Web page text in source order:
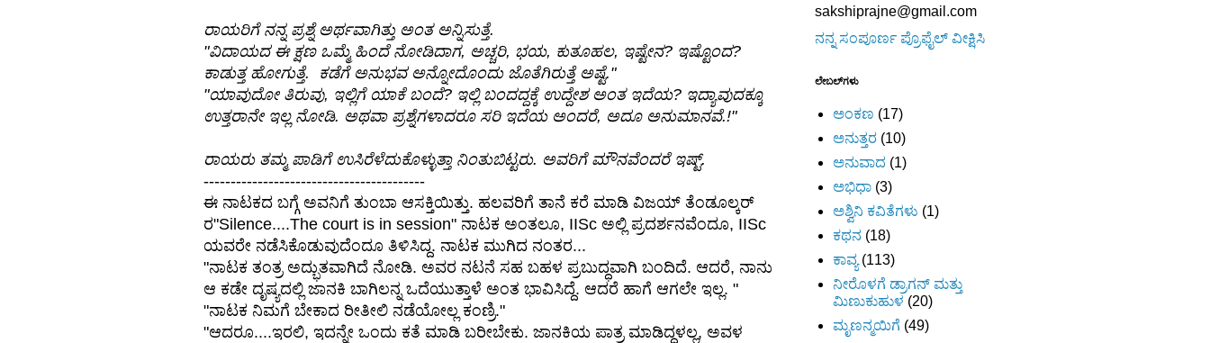
ರಾಯರಿಗೆ ನನ್ನ ಪ್ರಶ್ನೆ ಅರ್ಥವಾಗಿತ್ತು ಅಂತ ಅನ್ನಿಸುತ್ತೆ.
"ವಿದಾಯದ ಈ ಕ್ಷಣ ಒಮ್ಮೆ ಹಿಂದೆ ನೋಡಿದಾಗ, ಅಚ್ಚರಿ, ಭಯ, ಕುತೂಹಲ, ಇಷ್ಟೇನ? ಇಷ್ಟೊಂದ?
ಕಾಡುತ್ತ ಹೋಗುತ್ತೆ. ಕಡೆಗೆ ಅನುಭವ ಅನ್ನೋದೊಂದು ಜೊತೆಗಿರುತ್ತೆ ಅಷ್ಟೆ."
"ಯಾವುದೋ ತಿರುವು, ಇಲ್ಲಿಗೆ ಯಾಕೆ ಬಂದೆ? ಇಲ್ಲಿ ಬಂದದ್ದಕ್ಕೆ ಉದ್ದೇಶ ಅಂತ ಇದೆಯ? ಇದ್ಯಾವುದಕ್ಕೂ
ಉತ್ತರಾನೇ ಇಲ್ಲ ನೋಡಿ. ಅಥವಾ ಪ್ರಶ್ನೆಗಳಾದರೂ ಸರಿ ಇದೆಯ ಅಂದರೆ, ಅದೂ ಅನುಮಾನವೆ.!"
ರಾಯರು ತಮ್ಮ ಪಾಡಿಗೆ ಉಸಿರೆಳೆದುಕೊಳ್ಳುತ್ತಾ ನಿಂತುಬಿಟ್ಟರು. ಅವರಿಗೆ ಮೌನವೆಂದರೆ ಇಷ್ಟ್.
-----------------------------------------
ಈ ನಾಟಕದ ಬಗ್ಗೆ ಅವನಿಗೆ ತುಂಬಾ ಆಸಕ್ತಿಯಿತ್ತು. ಹಲವರಿಗೆ ತಾನೆ ಕರೆ ಮಾಡಿ ವಿಜಯ್ ತೆಂಡೂಲ್ಕರ್
ರ"Silence....The court is in session" ನಾಟಕ ಅಂತಲೂ, IISc ಅಲ್ಲಿ ಪ್ರದರ್ಶನವೆಂದೂ, IISc
ಯವರೇ ನಡೆಸಿಕೊಡುವುದೆಂದೂ ತಿಳಿಸಿದ್ದ. ನಾಟಕ ಮುಗಿದ ನಂತರ...
"ನಾಟಕ ತಂತ್ರ ಅದ್ಭುತವಾಗಿದೆ ನೋಡಿ. ಅವರ ನಟನೆ ಸಹ ಬಹಳ ಪ್ರಬುದ್ಧವಾಗಿ ಬಂದಿದೆ. ಆದರೆ, ನಾನು
ಆ ಕಡೇ ದೃಷ್ಯದಲ್ಲಿ ಜಾನಕಿ ಬಾಗಿಲನ್ನ ಒದೆಯುತ್ತಾಳೆ ಅಂತ ಭಾವಿಸಿದ್ದೆ. ಆದರೆ ಹಾಗೆ ಆಗಲೇ ಇಲ್ಲ. "
"ನಾಟಕ ನಿಮಗೆ ಬೇಕಾದ ರೀತೀಲಿ ನಡೆಯೋಲ್ಲ ಕಂಣ್ರಿ."
"ಆದರೂ....ಇರಲಿ, ಇದನ್ನೇ ಒಂದು ಕತೆ ಮಾಡಿ ಬರೀಬೇಕು. ಜಾನಕಿಯ ಪಾತ್ರ ಮಾಡಿದ್ದಳಲ್ಲ, ಅವಳ
sakshiprajne@gmail.com
ನನ್ನ ಸಂಪೂರ್ಣ ಪ್ರೊಫೈಲ್ ವೀಕ್ಷಿಸಿ
ಲೇಬಲ್‌ಗಳು
ಅಂಕಣ (17)
ಅನುತ್ತರ (10)
ಅನುವಾದ (1)
ಅಭಿಧಾ (3)
ಅಶ್ವಿನಿ ಕವಿತೆಗಳು (1)
ಕಥನ (18)
ಕಾವ್ಯ (113)
ನೀರೊಳಗೆ ಡ್ರಾಗನ್ ಮತ್ತು
ಮಿಣುಕುಹುಳ (20)
ಮೃಣನ್ಮಯಿಗೆ (49)